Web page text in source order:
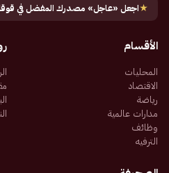
★اجعل «عاجل» مصدرك المفضل في
الأقسام
المحليات
الاقتصاد
رياضة
مدارات عالمية
وظائف
الترفيه